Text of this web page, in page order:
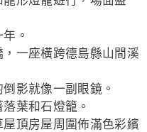
。
一座橫跨德島縣山間溪
影就像一副眼鏡。
葉和石燈籠。
頂房屋周圍佈滿色彩繽